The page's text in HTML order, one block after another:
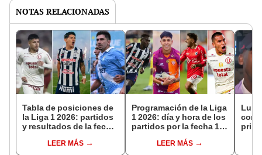
NOTAS RELACIONADAS
Tabla de posiciones de
la Liga 1 2026: partidos
y resultados de la fecha
LEER MÁS
Programación de la Liga
1 2026: día y hora de los
partidos por la fecha 17
LEER MÁS
Luis